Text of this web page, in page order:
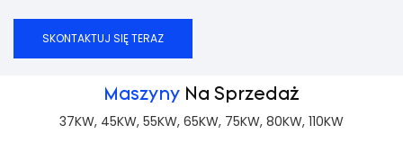
SKONTAKTUJ SIĘ TERAZ
Maszyny Na Sprzedaż
37KW, 45KW, 55KW, 65KW, 75KW, 80KW, 110KW